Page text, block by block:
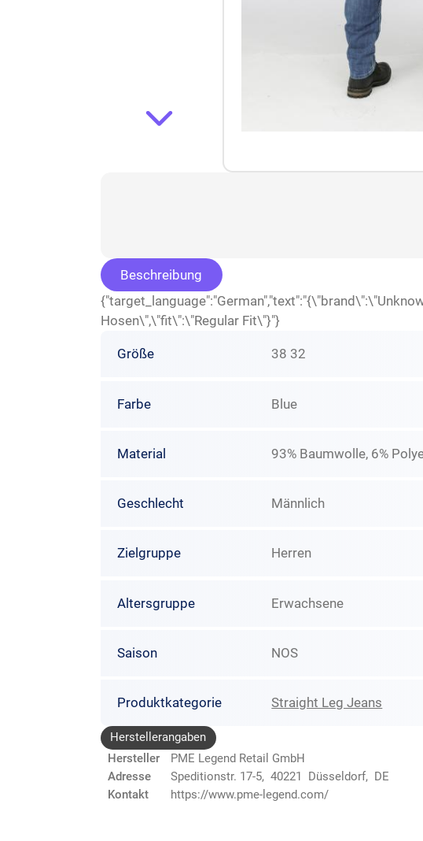
Beschreibung
Hosen\",\"fit\":\"Regular Fit\"}"}
Größe 38 32
Farbe Blue
Material 93% Baumwolle, 6%
Geschlecht Männlich
Zielgruppe Herren
Altersgruppe Erwachsene
Saison NOS
Produktkategorie Straight Leg Jeans
Herstellerangaben
Hersteller
PME Legend Retail GmbH
Adresse
Speditionstr. 17-5, 40221 Düsseldorf, DE
Kontakt
https://www.pme-legend.com/